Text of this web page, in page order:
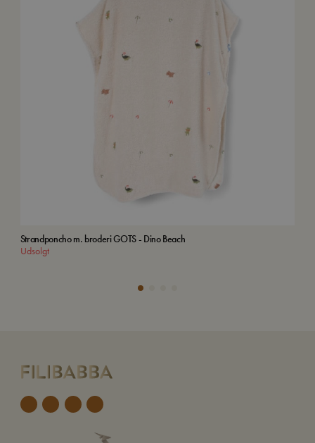
Strandponcho m. broderi GOTS - Dino Beach
Udsolgt